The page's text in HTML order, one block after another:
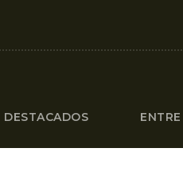
DESTACADOS